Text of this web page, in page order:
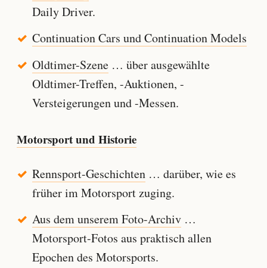
Daily Driver.
Continuation Cars und Continuation Models
Oldtimer-Szene… über ausgewählte
Oldtimer-Treffen, -Auktionen, -
Versteigerungen und -Messen.
Motorsport und Historie
Rennsport-Geschichten… darüber, wie es
früher im Motorsport zuging.
Aus dem unserem Foto-Archiv…
Motorsport-Fotos aus praktisch allen
Epochen des Motorsports.